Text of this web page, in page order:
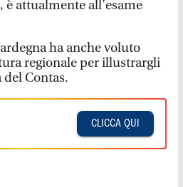
attualmente all’esame
ha anche voluto
regionale per illustrargli
Contas.
CLICCA QUI